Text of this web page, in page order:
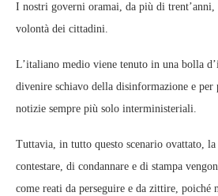
I nostri governi oramai, da più di trent’anni,
volontà dei cittadini.
L’italiano medio viene tenuto in una bolla
divenire schiavo della disinformazione e per
notizie sempre più solo interministeriali.
Tuttavia, in tutto questo scenario ovattato,
contestare, di condannare e di stampa
come reati da perseguire e da zittire, poiché